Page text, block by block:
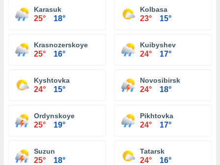
Karasuk
25° 18°
Kolbasa
23° 15°
Krasnozerskoye
25° 16°
Kuibyshev
24° 17°
Kyshtovka
24° 15°
Novosibirsk
24° 18°
Ordynskoye
25° 19°
Pikhtovka
24° 17°
Suzun
25° 18°
Tatarsk
24° 16°